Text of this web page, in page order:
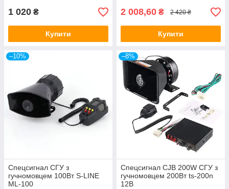
1 020 ₴
Купити
2 008,60 ₴ 2 420 ₴
Купити
–10%
Спецсигнал СГУ з
гучномовцем 100Вт S-LINE
ML-100
–8%
Спецсигнал CJB 200W СГУ з
гучномовцем 200Вт ts-200n
12В